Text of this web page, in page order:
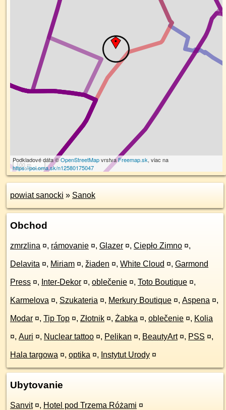
100 m
Podkladové dáta ©OpenStreetMapvrstvaFreemap.sk, viac na
https://poi.oma.sk/n12580175047
powiat sanocki » Sanok
Obchod
zmrzlina ¤, rámovanie ¤, Glazer ¤, Ciepło Zimno ¤,
Delavita ¤, Miriam ¤, žiaden ¤, White Cloud ¤, Garmond
Press ¤, Inter-Dekor ¤, oblečenie ¤, Toto Boutique ¤,
Karmelova ¤, Szukateria ¤, Merkury Boutique ¤, Aspena ¤,
Modar ¤, Tip Top ¤, Złotnik ¤, Żabka ¤, oblečenie ¤, Kolia
¤, Auri ¤, Nuclear tattoo ¤, Pelikan ¤, BeautyArt ¤, PSS ¤,
Hala targowa ¤, optika ¤, Instytut Urody ¤
Ubytovanie
Sanvit ¤, Hotel pod Trzema Różami ¤